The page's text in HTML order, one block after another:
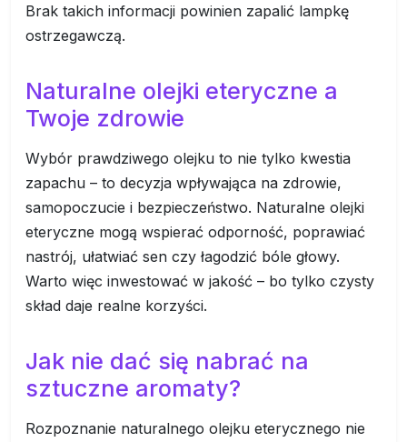
Brak takich informacji powinien zapalić lampkę
ostrzegawczą.
Naturalne olejki eteryczne a
Twoje zdrowie
Wybór prawdziwego olejku to nie tylko kwestia
zapachu – to decyzja wpływająca na zdrowie,
samopoczucie i bezpieczeństwo. Naturalne olejki
eteryczne mogą wspierać odporność, poprawiać
nastrój, ułatwiać sen czy łagodzić bóle głowy.
Warto więc inwestować w jakość – bo tylko czysty
skład daje realne korzyści.
Jak nie dać się nabrać na
sztuczne aromaty?
Rozpoznanie naturalnego olejku eterycznego nie